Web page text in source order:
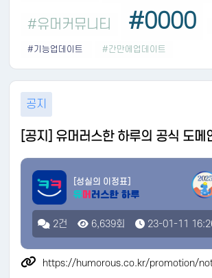
#유머커뮤니티 #0000
#기능업데이트 #간만에업데이트
공지
[공지] 유머러스한 하루의 공식 도메
[성실의 이정표]
2건 6,639회 23-01-11
https://humorous.co.kr/promotion/